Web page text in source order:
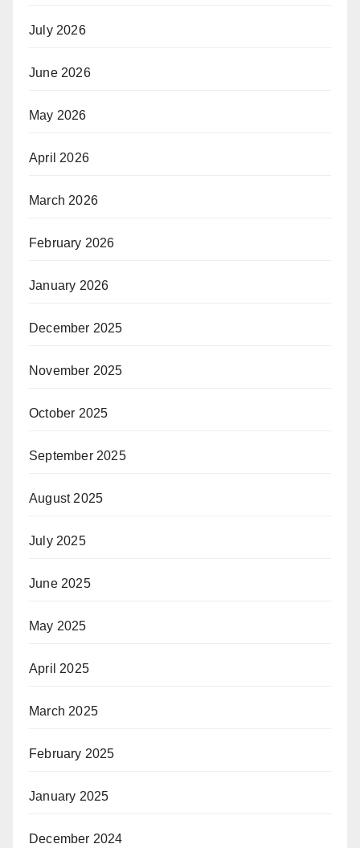
July 2026
June 2026
May 2026
April 2026
March 2026
February 2026
January 2026
December 2025
November 2025
October 2025
September 2025
August 2025
July 2025
June 2025
May 2025
April 2025
March 2025
February 2025
January 2025
December 2024